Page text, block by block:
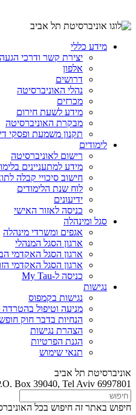
מידע כללי
יצירת קשר ודרכי הגעה
אלפון
דרושים
נהלי האוניברסיטה
מכרזים
מידע לשעת חירום
מבקרת האוניברסיטה
תקנון משמעת ופסקי
לימודים
רישום לאוניברסיטה
מידע למתעניינים
חישוב סיכויי קבלה
לוח שנת הלימודים
ידיעונים
כניסה לאזור האישי
סגל ומינהלה
אגפים ומשרדי מינהלה
ארגון הסגל המנהלי
ארגון הסגל האקדמי
ארגון הסגל האקדמי
כניסה ל-My Tau
נגישות
נגישות בקמפוס
מניעה וטיפול בהטרדה
הנחיות בדבר חוק
הצהרת נגישות
הגנת הפרטיות
תנאי שימוש
אוניברסיטת תל אביב
Box 39040, Tel Aviv 6997801
חיפוש באתר זה חיפוש בכל